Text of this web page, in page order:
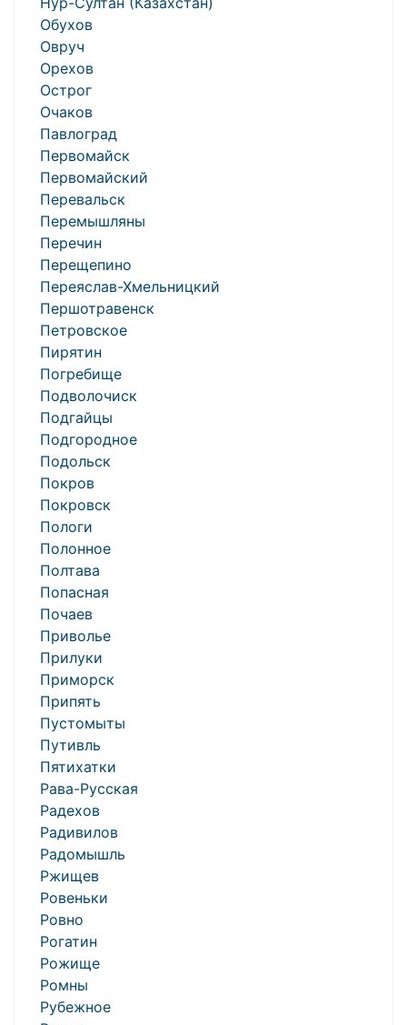
Обухов
Овруч
Орехов
Острог
Очаков
Павлоград
Первомайск
Первомайский
Перевальск
Перемышляны
Перечин
Перещепино
Переяслав-Хмельницкий
Першотравенск
Петровское
Пирятин
Погребище
Подволочиск
Подгайцы
Подгородное
Подольск
Покров
Покровск
Пологи
Полонное
Полтава
Попасная
Почаев
Приволье
Прилуки
Приморск
Припять
Пустомыты
Путивль
Пятихатки
Рава-Русская
Радехов
Радивилов
Радомышль
Ржищев
Ровеньки
Ровно
Рогатин
Рожище
Ромны
Рубежное